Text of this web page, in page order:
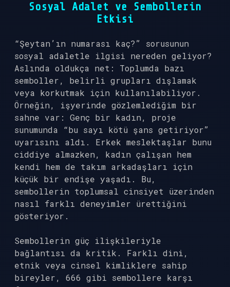
Sosyal Adalet ve Sembollerin
Etkisi
“Şeytan’ın numarası kaç?” sorusunun
sosyal adaletle ilgisi nereden geliyor?
Aslında oldukça net: Toplumda bazı
semboller, belirli grupları dışlamak
veya korkutmak için kullanılabiliyor.
Örneğin, işyerinde gözlemlediğim bir
sahne var: Genç bir kadın, proje
sunumunda “bu sayı kötü şans getiriyor”
uyarısını aldı. Erkek meslektaşlar bunu
ciddiye almazken, kadın çalışan hem
kendi hem de takım arkadaşları için
küçük bir endişe yaşadı. Bu,
sembollerin toplumsal cinsiyet üzerinden
nasıl farklı deneyimler ürettiğini
gösteriyor.
Sembollerin güç ilişkileriyle
bağlantısı da kritik. Farklı dini,
etnik veya cinsel kimliklere sahip
bireyler, 666 gibi sembollere karşı